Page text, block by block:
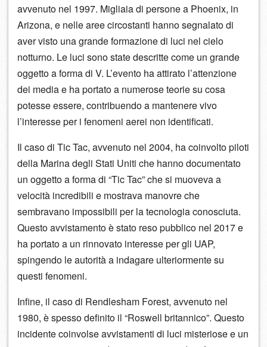
avvenuto nel 1997. Migliaia di persone a Phoenix, in
Arizona, e nelle aree circostanti hanno segnalato di
aver visto una grande formazione di luci nel cielo
notturno. Le luci sono state descritte come un grande
oggetto a forma di V. L’evento ha attirato l’attenzione
dei media e ha portato a numerose teorie su cosa
potesse essere, contribuendo a mantenere vivo
l’interesse per i fenomeni aerei non identificati.
Il caso di Tic Tac, avvenuto nel 2004, ha coinvolto piloti
della Marina degli Stati Uniti che hanno documentato
un oggetto a forma di “Tic Tac” che si muoveva a
velocità incredibili e mostrava manovre che
sembravano impossibili per la tecnologia conosciuta.
Questo avvistamento è stato reso pubblico nel 2017 e
ha portato a un rinnovato interesse per gli UAP,
spingendo le autorità a indagare ulteriormente su
questi fenomeni.
Infine, il caso di Rendlesham Forest, avvenuto nel
1980, è spesso definito il “Roswell britannico”. Questo
incidente coinvolse avvistamenti di luci misteriose e un